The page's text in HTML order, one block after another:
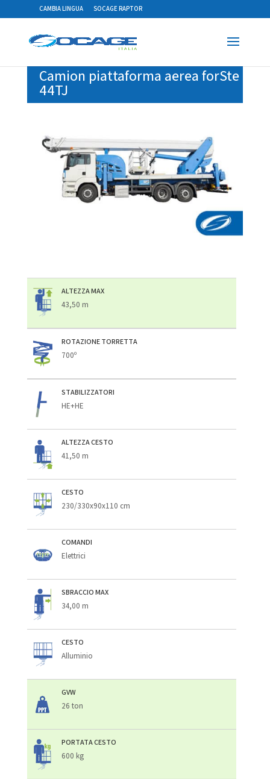
CAMBIA LINGUA SOCAGE RAPTOR
Camion piattaforma aerea forSte
44TJ
ALTEZZA MAX
43,50 m
ROTAZIONE TORRETTA
700º
STABILIZZATORI
HE+HE
ALTEZZA CESTO
41,50 m
CESTO
230/330x90x110 cm
COMANDI
Elettrici
SBRACCIO MAX
34,00 m
CESTO
Alluminio
GVW
26 ton
PORTATA CESTO
600 kg